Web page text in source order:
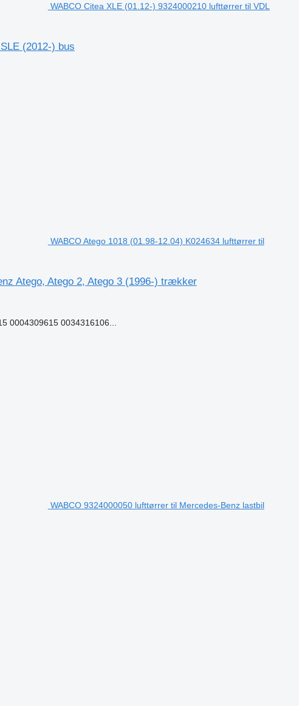
WABCO Citea XLE (01.12-) 9324000210 lufttørrer til VDL
(2012-) bus
WABCO Atego 1018 (01.98-12.04) K024634 lufttørrer til
Atego, Atego 2, Atego 3 (1996-) trækker
0004309615 0034316106...
WABCO 9324000050 lufttørrer til Mercedes-Benz lastbil